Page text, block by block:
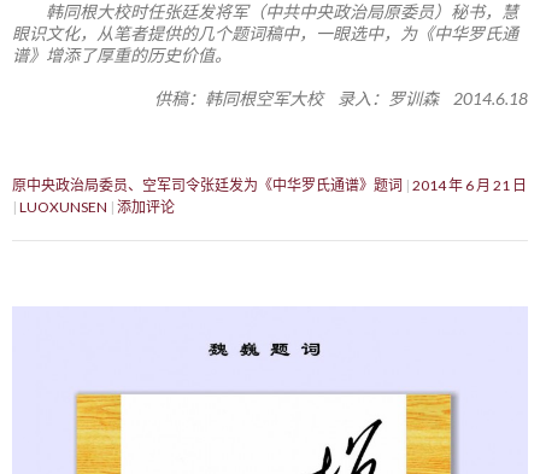
韩同根大校时任张廷发将军（中共中央政治局原委员）秘书，慧
眼识文化，从笔者提供的几个题词稿中，一眼选中，为《中华罗氏通
谱》增添了厚重的历史价值。
供稿：韩同根空军大校 录入：罗训森 2014.6.18
原中央政治局委员、空军司令张廷发为《中华罗氏通谱》题词 2014 年 6 月 21 日
LUOXUNSEN 添加评论